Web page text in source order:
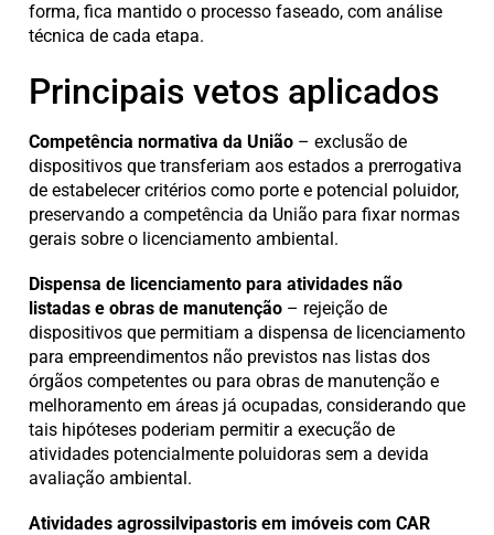
forma, fica mantido o processo faseado, com análise
técnica de cada etapa.
Principais vetos aplicados
Competência normativa da União – exclusão de
dispositivos que transferiam aos estados a prerrogativa
de estabelecer critérios como porte e potencial poluidor,
preservando a competência da União para fixar normas
gerais sobre o licenciamento ambiental.
Dispensa de licenciamento para atividades não
listadas e obras de manutenção – rejeição de
dispositivos que permitiam a dispensa de licenciamento
para empreendimentos não previstos nas listas dos
órgãos competentes ou para obras de manutenção e
melhoramento em áreas já ocupadas, considerando que
tais hipóteses poderiam permitir a execução de
atividades potencialmente poluidoras sem a devida
avaliação ambiental.
Atividades agrossilvipastoris em imóveis com CAR